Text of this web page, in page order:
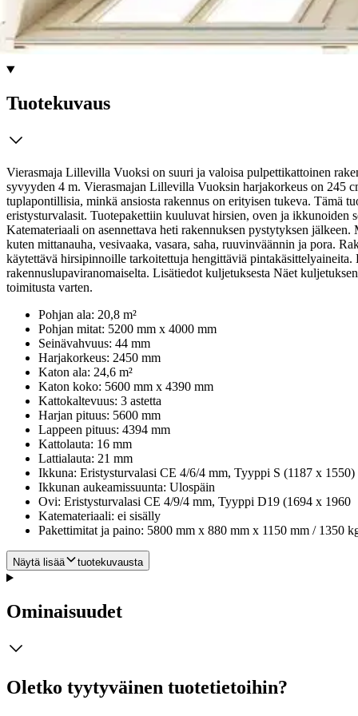
Ei saatavilla
Tuotekuvaus
Vierasmaja Lillevilla Vuoksi on suuri ja valoisa pulpettikattoinen
syvyyden 4 m. Vierasmajan Lillevilla Vuoksin harjakorkeus on 245
tuplapontillisia, minkä ansiosta rakennus on erityisen tukeva. Tämä
eristysturvalasit. Tuotepakettiin kuuluvat hirsien, oven ja ikkunoiden
Katemateriaali on asennettava heti rakennuksen pystytyksen
kuten mittanauha, vesivaaka, vasara, saha, ruuvinväännin ja pora.
käytettävä hirsipinnoille tarkoitettuja hengittäviä
rakennuslupaviranomaiselta. Lisätiedot kuljetuksesta Näet
toimitusta varten.
Pohjan ala: 20,8 m²
Pohjan mitat: 5200 mm x 4000 mm
Seinävahvuus: 44 mm
Harjakorkeus: 2450 mm
Katon ala: 24,6 m²
Katon koko: 5600 mm x 4390 mm
Kattokaltevuus: 3 astetta
Harjan pituus: 5600 mm
Lappeen pituus: 4394 mm
Kattolauta: 16 mm
Lattialauta: 21 mm
Ikkuna: Eristysturvalasi CE 4/6/4 mm, Tyyppi S (1187 x
Ikkunan aukeamissuunta: Ulospäin
Ovi: Eristysturvalasi CE 4/9/4 mm, Tyyppi D19 (1694 x 1960
Katemateriaali: ei sisälly
Pakettimitat ja paino: 5800 mm x 880 mm x 1150 mm / 1350
Näytä lisää tuotekuvausta
Ominaisuudet
Oletko tyytyväinen tuotetietoihin?